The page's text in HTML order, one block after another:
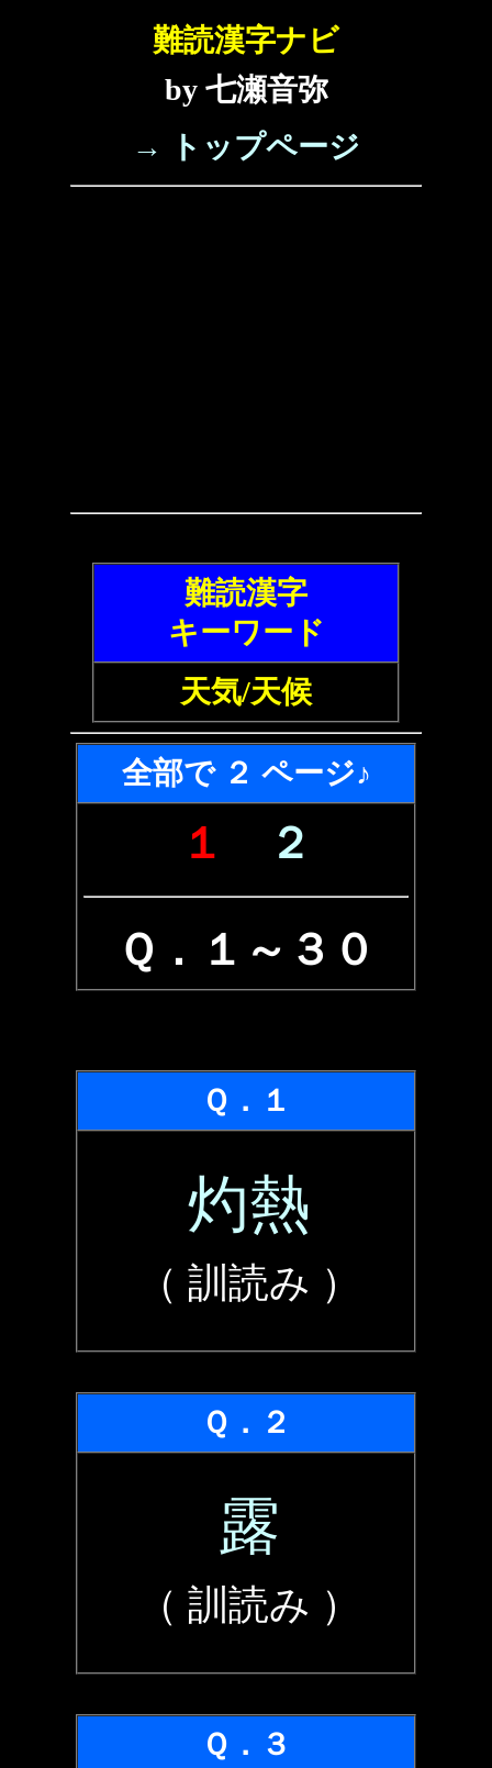
難読漢字ナビ
by 七瀬音弥
→ トップページ
難読漢字
キーワード
天気/天候
全部で ２ ページ♪
１ ２
Ｑ．１～３０
Ｑ．１
灼熱
（ 訓読み ）
Ｑ．２
露
（ 訓読み ）
Ｑ．３